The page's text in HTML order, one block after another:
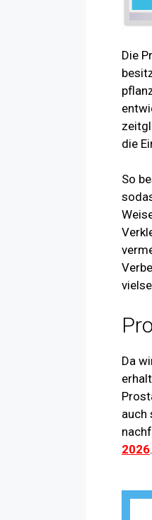
Die
die
So
Da
auch
2026.